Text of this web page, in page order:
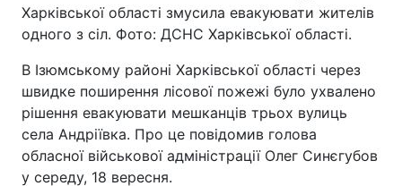
Харківської області змусила евакуювати жителів
одного з сіл. Фото: ДСНС Харківської області.
В Ізюмському районі Харківської області через
швидке поширення лісової пожежі було ухвалено
рішення евакуювати мешканців трьох вулиць
села Андріївка. Про це повідомив голова
обласної військової адміністрації Олег Синєгубов
у середу, 18 вересня.